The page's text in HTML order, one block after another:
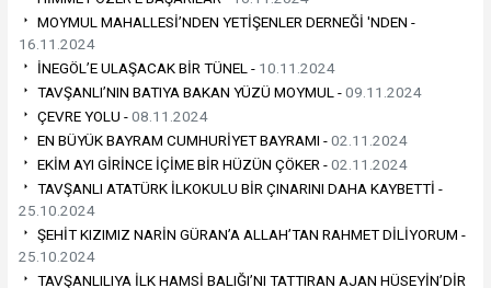
MOYMUL MAHALLESİ’NDEN YETİŞENLER DERNEĞİ 'NDEN -
16.11.2024
İNEGÖL’E ULAŞACAK BİR TÜNEL - 10.11.2024
TAVŞANLI’NIN BATIYA BAKAN YÜZÜ MOYMUL -09.11.2024
ÇEVRE YOLU -08.11.2024
EN BÜYÜK BAYRAM CUMHURİYET BAYRAMI -02.11.2024
EKİM AYI GİRİNCE İÇİME BİR HÜZÜN ÇÖKER -02.11.2024
TAVŞANLI ATATÜRK İLKOKULU BİR ÇINARINI DAHA KAYBETTİ -
25.10.2024
ŞEHİT KIZIMIZ NARİN GÜRAN’A ALLAH’TAN RAHMET DİLİYORUM -
25.10.2024
TAVŞANLILIYA İLK HAMSİ BALIĞI’NI TATTIRAN AJAN HÜSEYİN’DİR